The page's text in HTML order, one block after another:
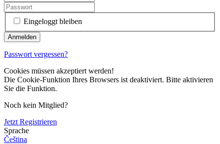
Eingeloggt bleiben
Passwort vergessen?
Cookies müssen akzeptiert werden!
Die Cookie-Funktion Ihres Browsers ist deaktiviert. Bitte aktivieren
Sie die Funktion.
Noch kein Mitglied?
Jetzt Registrieren
Sprache
Čeština